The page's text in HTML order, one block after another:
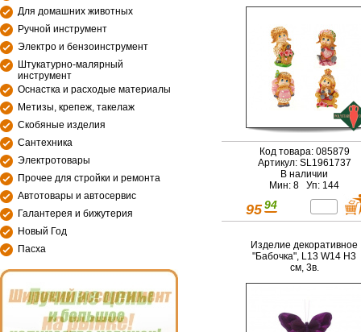
Для домашних животных
Ручной инструмент
Электро и бензоинструмент
Штукатурно-малярный
инструмент
Оснастка и расходые материалы
Метизы, крепеж, такелаж
Скобяные изделия
Сантехника
Электротовары
Прочее для стройки и ремонта
Автотовары и автосервис
Галантерея и бижутерия
Новый Год
Пасха
Код товара: 085879
Артикул: SL1961737
В наличии
Мин: 8 Уп: 144
95 94
Изделие декоративное
"Бабочка", L13 W14 H3
см, 3в.